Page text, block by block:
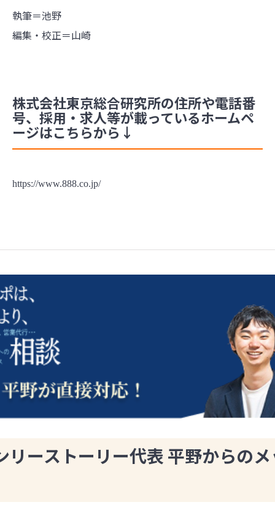
執筆＝池野
編集・校正＝山崎
株式会社東京総合研究所の住所や電話番
号、採用・求人等が載っているホームペ
ージはこちらから↓
https://www.888.co.jp/
リーストーリー代表 平野からの